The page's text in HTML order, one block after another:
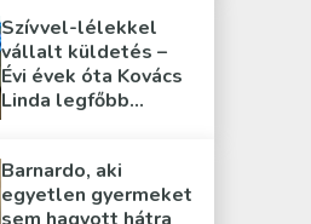
Szívvel-lélekkel
vállalt küldetés –
Évi évek óta Kovács
Linda legfőbb
Barnardo, aki
egyetlen gyermeket
sem hagyott hátra